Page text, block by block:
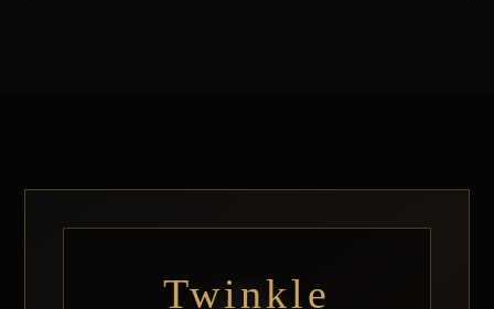
Twinkle